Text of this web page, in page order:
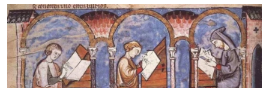
Dipartimento di Studi